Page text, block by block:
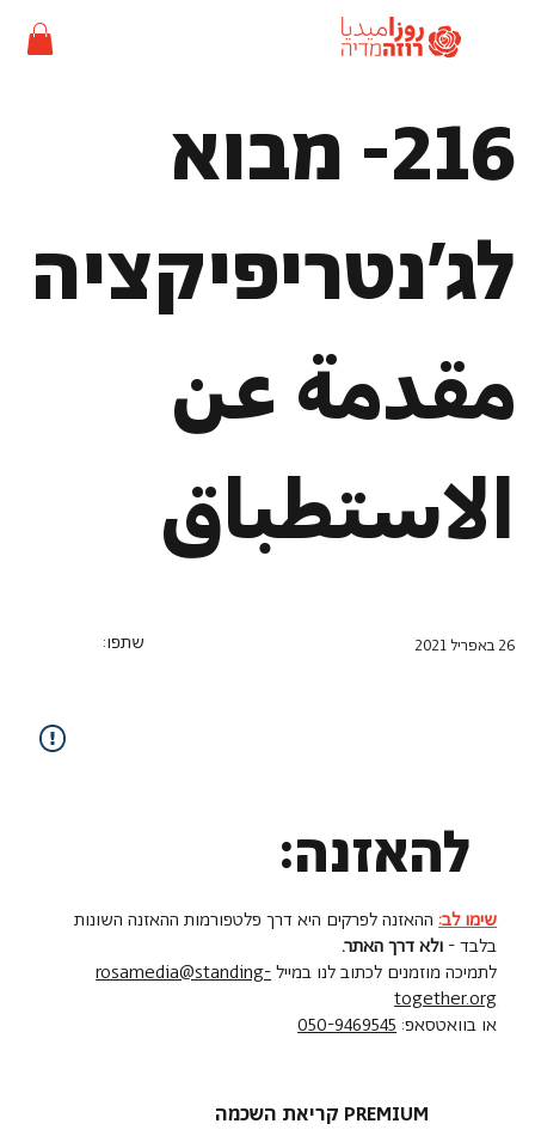
216- מבוא
לג'נטריפיקציה
مقدمة عن
الاستطباق
שתפו: 26 באפריל 2021
להאזנה:
שימו לב: ההאזנה לפרקים היא דרך פלטפורמות ההאזנה השונות
בלבד - ולא דרך האתר.
לתמיכה מוזמנים לכתוב לנו במיילrosamedia@standing-
together.org
או בוואטסאפ: 050-9469545
קריאת השכמה PREMIUM